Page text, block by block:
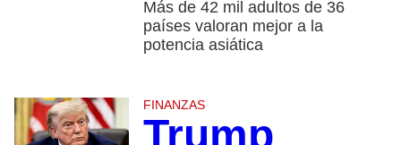
Más de 42 mil adultos de 36
países valoran mejor a la
potencia asiática
FINANZAS
Trump